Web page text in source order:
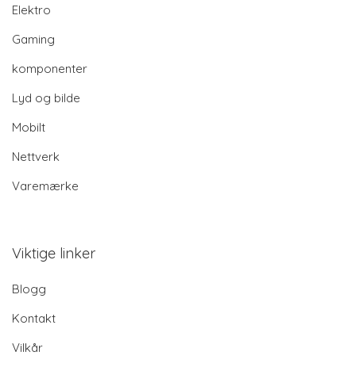
Elektro
Gaming
komponenter
Lyd og bilde
Mobilt
Nettverk
Varemærke
Viktige linker
Blogg
Kontakt
Vilkår